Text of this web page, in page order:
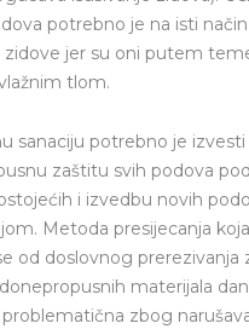
potrebno je na isti
jer su oni putem
tlom.
sanaciju potrebno je
zaštitu svih podova
i izvedbu novih
Metoda presijecanja
od doslovnog prerezivanja
materijala
zbog